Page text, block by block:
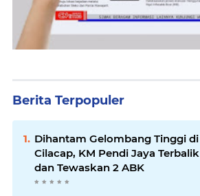
Berita Terpopuler
Dihantam Gelombang Tinggi di
Cilacap, KM Pendi Jaya Terbalik
dan Tewaskan 2 ABK